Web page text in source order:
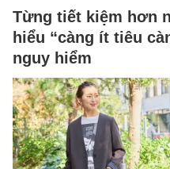
Từng tiết kiệm hơn
hiểu “càng ít tiêu
nguy hiểm